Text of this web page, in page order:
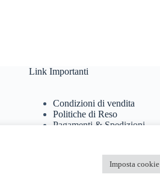
Link Importanti
Condizioni di vendita
Politiche di Reso
Pagamenti & Spedizioni
Cookie Policy
Domande FrequentiImposta cookie